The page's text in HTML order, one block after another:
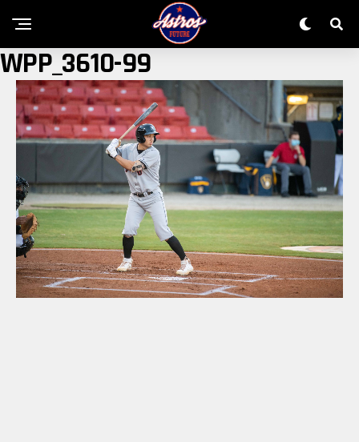
WPP_3610-99